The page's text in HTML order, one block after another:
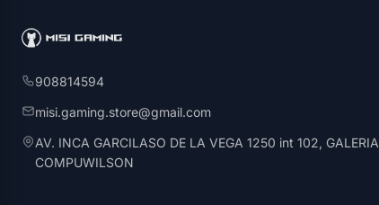
908814594
misi.gaming.store@gmail.com
AV. INCA GARCILASO DE LA VEGA 1250 int 102, GALERIA
COMPUWILSON